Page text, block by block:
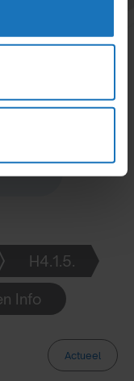
rente en een
Rechters
H4.1.5.
Info
Actueel